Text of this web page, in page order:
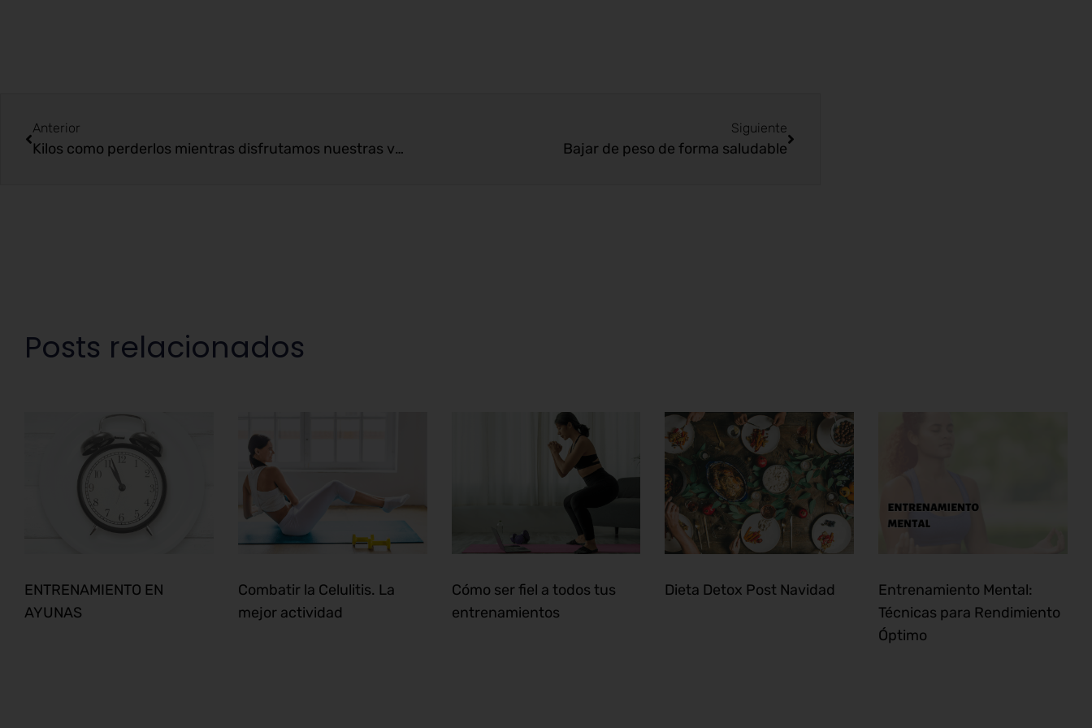
Anterior
Kilos como perderlos mientras disfrutamos nuestras vacaciones
Siguiente
Bajar de peso de forma saludable
Posts relacionados
ENTRENAMIENTO EN
AYUNAS
Combatir la Celulitis. La
mejor actividad
Cómo ser fiel a todos tus
entrenamientos
Dieta Detox Post Navidad
Entrenamiento Mental:
Técnicas para Rendimiento
Óptimo